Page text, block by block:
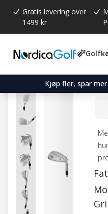
Gratis levering over
1499 kr
Kjøp fler, spar